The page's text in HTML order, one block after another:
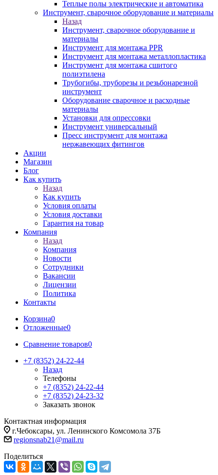
Теплые полы электрические и автоматика
Инструмент, сварочное оборудование и материалы
Назад
Инструмент, сварочное оборудование и
материалы
Инструмент для монтажа PPR
Инструмент для монтажа металлопластика
Инструмент для монтажа сшитого
полиэтилена
Трубогибы, труборезы и резьбонарезной
инструмент
Оборудование сварочное и расходные
материалы
Установки для опрессовки
Инструмент универсальный
Пресс инструмент для монтажа
нержавеющих фитингов
Акции
Магазин
Блог
Как купить
Назад
Как купить
Условия оплаты
Условия доставки
Гарантия на товар
Компания
Назад
Компания
Новости
Сотрудники
Вакансии
Лицензии
Политика
Контакты
Корзина0
Отложенные0
Сравнение товаров0
+7 (8352) 24-22-44
Назад
Телефоны
+7 (8352) 24-22-44
+7 (8352) 24-23-32
Заказать звонок
Контактная информация
г.Чебоксары, ул. Ленинского Комсомола 37Б
regionsnab21@mail.ru
Поделиться